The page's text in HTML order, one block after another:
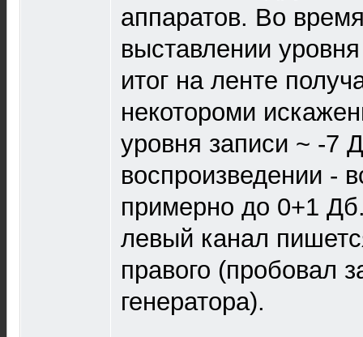
аппаратов. Во
выставлении
итог на ленте
некотороми
уровня записи ~ -7
воспроизведении -
примерно до 0+1
левый канал
правого (пробовал
генератора).